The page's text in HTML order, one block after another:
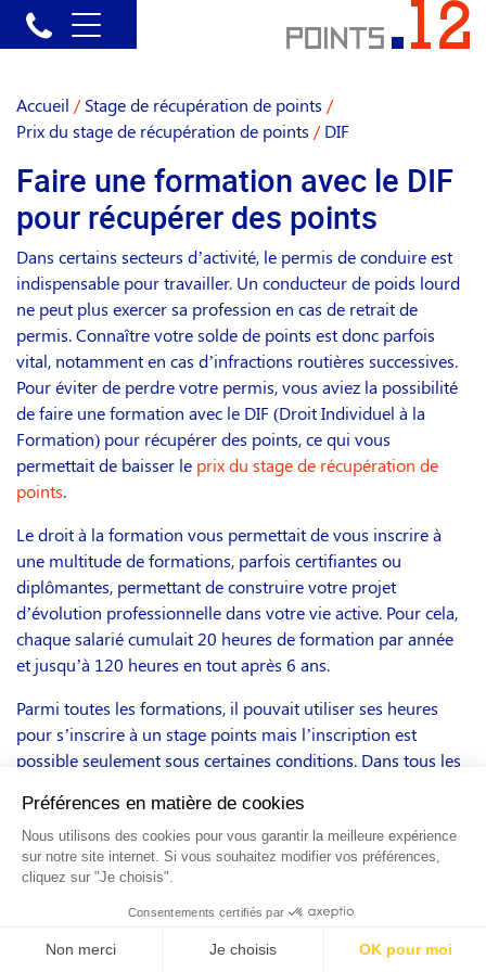
Accueil / Stage de récupération de points /
Prix du stage de récupération de points / DIF
Faire une formation avec le DIF
pour récupérer des points
Dans certains secteurs d’activité, le permis de conduire est
indispensable pour travailler. Un conducteur de poids lourd
ne peut plus exercer sa profession en cas de retrait de
permis. Connaître votre solde de points est donc parfois
vital, notamment en cas d’infractions routières successives.
Pour éviter de perdre votre permis, vous aviez la possibilité
de faire une formation avec le DIF (Droit Individuel à la
Formation) pour récupérer des points, ce qui vous
permettait de baisser le prix du stage de récupération de
points.
Le droit à la formation vous permettait de vous inscrire à
une multitude de formations, parfois certifiantes ou
diplômantes, permettant de construire votre projet
d’évolution professionnelle dans votre vie active. Pour cela,
chaque salarié cumulait 20 heures de formation par année
et jusqu’à 120 heures en tout après 6 ans.
Parmi toutes les formations, il pouvait utiliser ses heures
pour s’inscrire à un stage points mais l’inscription est
possible seulement sous certaines conditions. Dans tous les
Qui peut faire une formation avec le
DIF ?